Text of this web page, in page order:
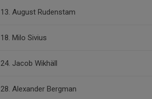
13. August Rudenstam
18. Milo Sivius
24. Jacob Wikhäll
28. Alexander Bergman